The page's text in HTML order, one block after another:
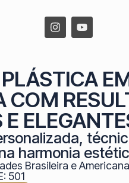
COM
harmonia
Brasileira e
501